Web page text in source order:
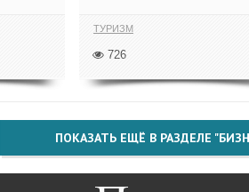
ТУРИЗМ
726
ПОКАЗАТЬ ЕЩЁ В РАЗДЕЛЕ